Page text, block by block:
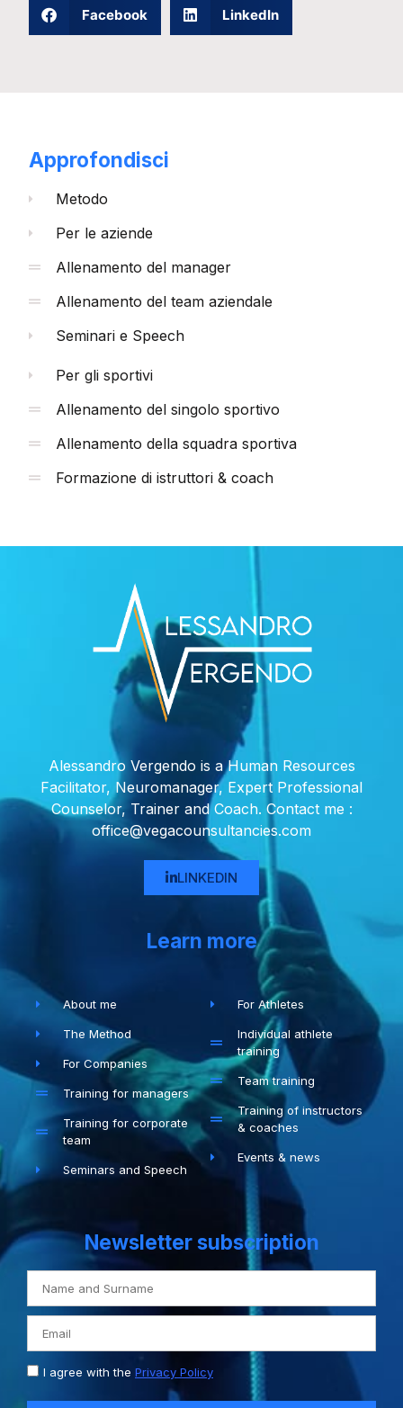
Facebook LinkedIn
Approfondisci
Metodo
Per le aziende
Allenamento del manager
Allenamento del team aziendale
Seminari e Speech
Per gli sportivi
Allenamento del singolo sportivo
Allenamento della squadra sportiva
Formazione di istruttori & coach
Alessandro Vergendo is a Human Resources
Facilitator, Neuromanager, Expert Professional
Counselor, Trainer and Coach. Contact me :
office@vegacounsultancies.com
LINKEDIN
Learn more
About me
The Method
For Companies
Training for managers
Training for corporate
team
Seminars and Speech
For Athletes
Individual athlete
training
Team training
Training of instructors
& coaches
Events & news
Newsletter subscription
I agree with the Privacy Policy